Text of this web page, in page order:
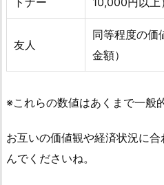
友人
同等程度の価
金額）
※これらの数値はあくまで一般
お互いの価値観や経済状況に
んでくださいね。